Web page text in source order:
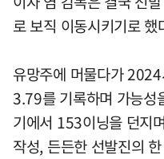
로 보직 이동시키기로 했
유망주에 머물다가
3.79를 기록하며 가능성
기에서 153이닝을 던지
작성, 든든한 선발진의